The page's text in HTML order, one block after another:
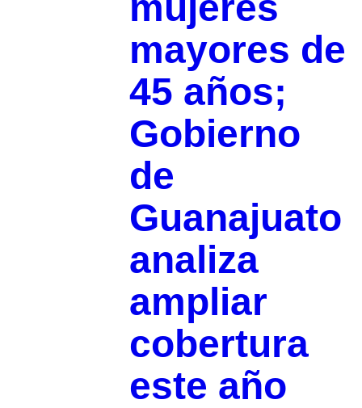
mayores de
45 años;
Gobierno
de
Guanajuato
analiza
ampliar
cobertura
este año